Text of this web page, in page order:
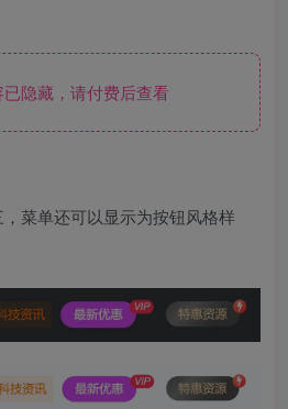
隐藏，请付费后查看
菜单还可以显示为按钮风格样